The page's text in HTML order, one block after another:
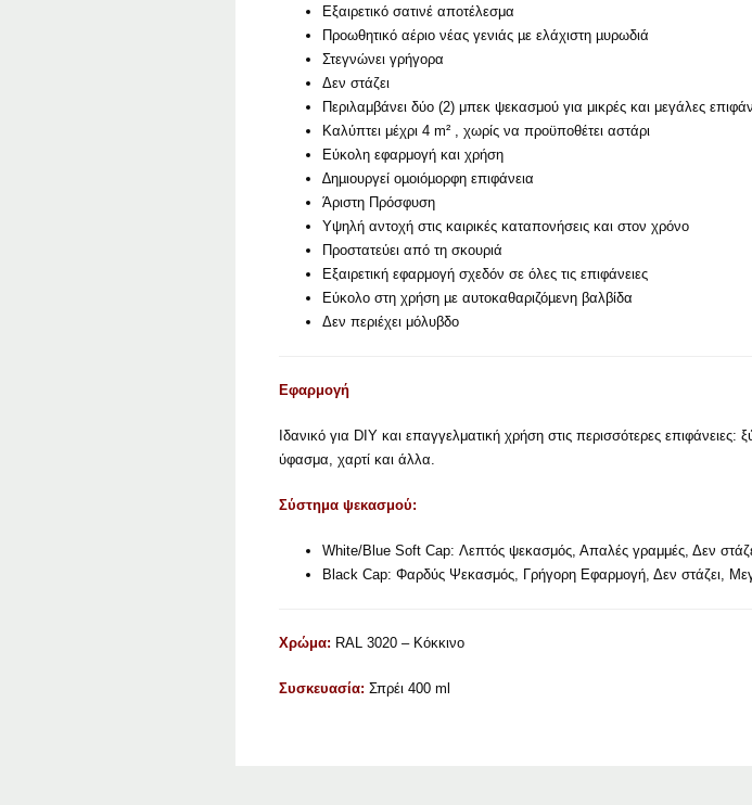
Εξαιρετικό σατινέ αποτέλεσμα
Προωθητικό αέριο νέας γενιάς µε ελάχιστη µυρωδιά
Στεγνώνει γρήγορα
Δεν στάζει
Περιλαμβάνει δύο (2) μπεκ ψεκασμού για μικρές και μεγάλες
Καλύπτει μέχρι 4 m² , χωρίς να προϋποθέτει αστάρι
Εύκολη εφαρμογή και χρήση
∆ηµιουργεί οµοιόµορφη επιφάνεια
Άριστη Πρόσφυση
Υψηλή αντοχή στις καιρικές καταπονήσεις και στον χρόνο
Προστατεύει από τη σκουριά
Εξαιρετική εφαρμογή σχεδόν σε όλες τις επιφάνειες
Εύκολο στη χρήση µε αυτοκαθαριζόµενη βαλβίδα
Δεν περιέχει μόλυβδο
Εφαρμογή
Ιδανικό για DIY και επαγγελματική χρήση στις περισσότερες
ύφασμα, χαρτί και άλλα.
Σύστημα ψεκασμού:
White/Blue Soft Cap: Λεπτός ψεκασμός, Απαλές γραμμές, Δεν
Black Cap: Φαρδύς Ψεκασμός, Γρήγορη Εφαρμογή, Δεν στάζει,
Χρώμα: RAL 3020 – Κόκκινο
Συσκευασία: Σπρέι 400 ml